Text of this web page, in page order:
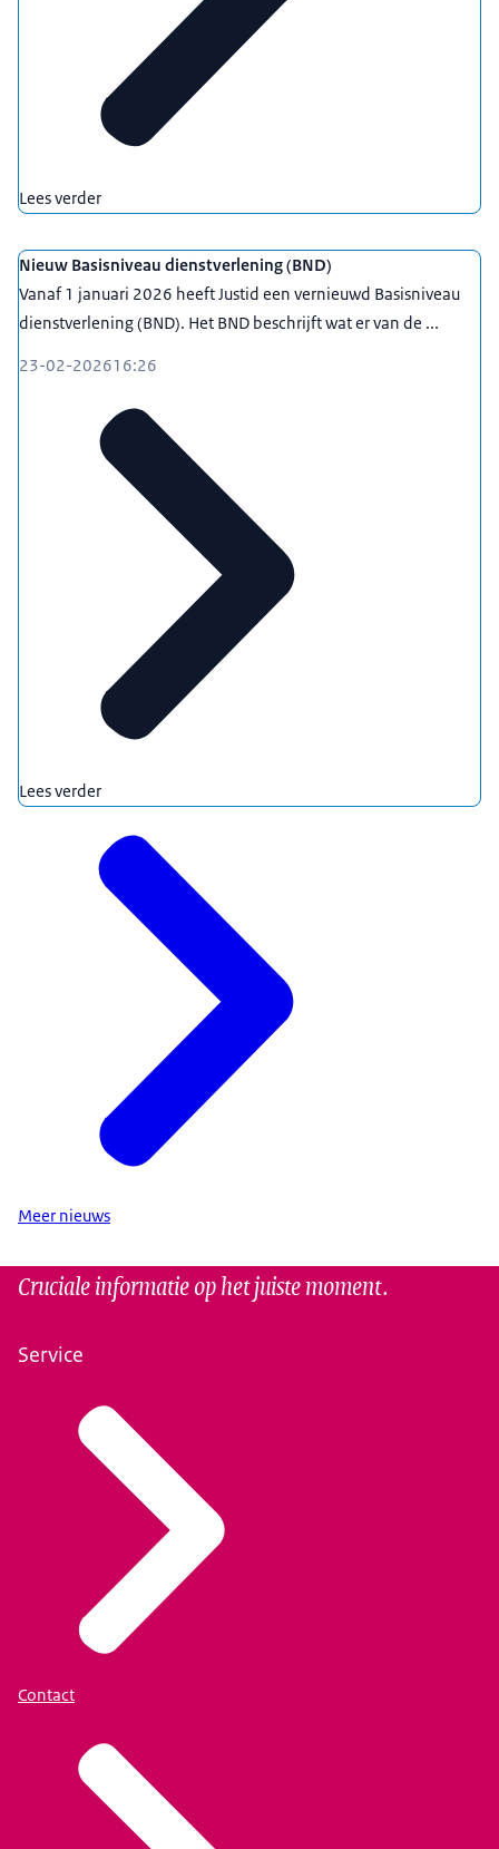
Lees verder
Nieuw Basisniveau dienstverlening (BND)
Vanaf 1 januari 2026 heeft Justid een vernieuwd Basisniveau
dienstverlening (BND). Het BND beschrijft wat er van de ...
23-02-202616:26
Lees verder
Meer nieuws
Cruciale informatie op het juiste moment.
Service
Contact